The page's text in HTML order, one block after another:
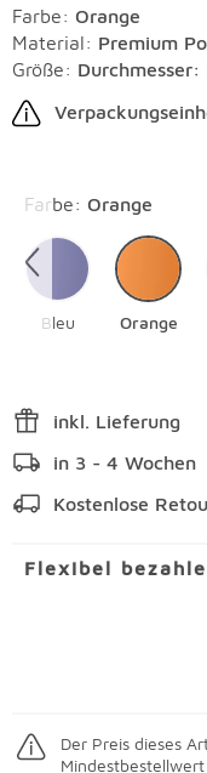
Farbe: Orange
Material: Premium
Größe:
Farbe: Orange
Bleu Orange
inkl. Lieferung
in 3 - 4 Wochen
Kostenlose
Flexibel
Der Preis dieses